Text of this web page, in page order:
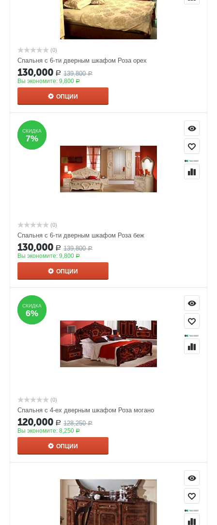
(0)
Спальня с 6-ти дверным шкафом Роза орех
130,000 Р 139,800 Р
Вы экономите: 9,800 Р
ОПЦИИ
СКИДКА
7%
СКИДКА
7%
(0)
Спальня с 6-ти дверным шкафом Роза беж
130,000 Р 139,800 Р
Вы экономите: 9,800 Р
ОПЦИИ
СКИДКА
6%
СКИДКА
6%
(0)
Спальня с 4-ех дверным шкафом Роза могано
120,000 Р 128,250 Р
Вы экономите: 8,250 Р
ОПЦИИ